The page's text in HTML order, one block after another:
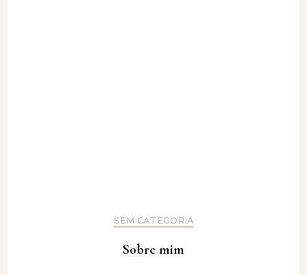
SEM CATEGORIA
Sobre mim